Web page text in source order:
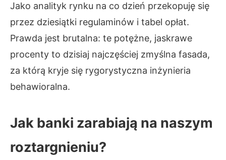
Jako analityk rynku na co dzień przekopuję się
przez dziesiątki regulaminów i tabel opłat.
Prawda jest brutalna: te potężne, jaskrawe
procenty to dzisiaj najczęściej zmyślna fasada,
za którą kryje się rygorystyczna inżynieria
behawioralna.
Jak banki zarabiają na naszym
roztargnieniu?